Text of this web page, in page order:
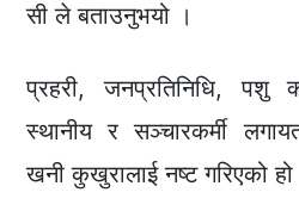
सी ले बताउनुभयो ।
प्रहरी, जनप्रतिनिधि, पशु
स्थानीय र सञ्चारकर्मी
खनी कुखुरालाई नष्ट गरिएको हो